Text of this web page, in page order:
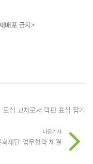
배포 금지>
심 교차로서 막판 표심 잡기
다음기사
재단 업무협약 체결